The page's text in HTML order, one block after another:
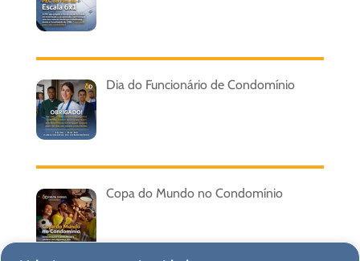
Dia do Funcionário de Condomínio
Copa do Mundo no Condomínio